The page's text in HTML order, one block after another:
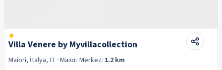
Villa Venere by Myvillacollection
Maiori, İtalya, IT · Maiori Merkez: 1.2 km